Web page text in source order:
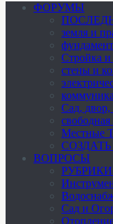
ФОРУМЫ
земля и
Стройка
стены и
Cад,
свободная
Местные
ВОПРОСЫ
Сад и